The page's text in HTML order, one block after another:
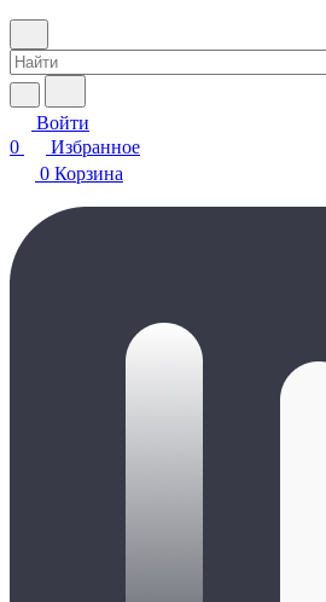
Войти
0
Избранное
0 Корзина